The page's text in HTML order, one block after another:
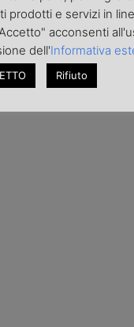
prodotti e servizi in
acconsenti
dell'Informativa
Rifiuto